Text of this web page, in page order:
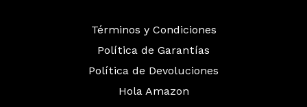
Términos y Condiciones
Política de Garantías
Política de Devoluciones
Hola Amazon